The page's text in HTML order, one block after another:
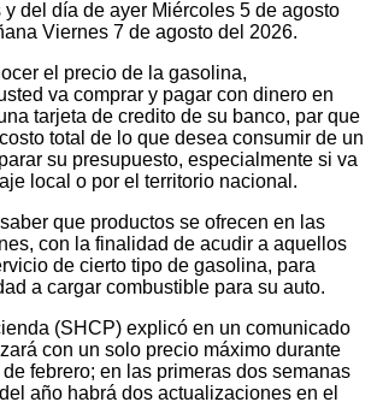
y del día de ayer Miércoles 5 de agosto
Viernes 7 de agosto del 2026.
el precio de la gasolina,
va comprar y pagar con dinero en
tarjeta de credito de su banco, par que
total de lo que desea consumir de un
su presupuesto, especialmente si va
local o por el territorio nacional.
que productos se ofrecen en las
con la finalidad de acudir a aquellos
de cierto tipo de gasolina, para
a cargar combustible para su auto.
(SHCP) explicó en un comunicado
con un solo precio máximo durante
febrero; en las primeras dos semanas
año habrá dos actualizaciones en el